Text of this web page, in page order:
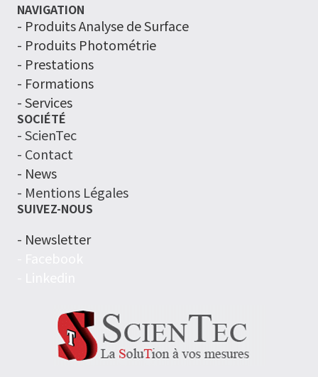
NAVIGATION
- Produits Analyse de Surface
- Produits Photométrie
- Prestations
- Formations
- Services
SOCIÉTÉ
- ScienTec
- Contact
- News
- Mentions Légales
SUIVEZ-NOUS
- Newsletter